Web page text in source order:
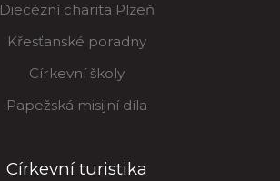
Diecézní charita Plzeň
Křesťanské poradny
Církevní školy
Papežská misijní díla
Církevní turistika